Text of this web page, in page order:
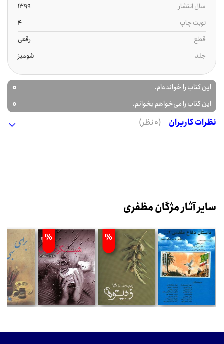
سال انتشار
1399
نوبت چاپ
4
قطع
رقعی
جلد
شومیز
این کتاب را خوانده‌ام. 0
این کتاب را می‌خواهم بخوانم.
0
نظرات کاربران
(0 نظر)
سایر آثار مژگان مظفری
%
%